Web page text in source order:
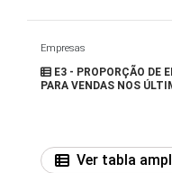
Empresas
E3 - PROPORÇÃO DE
PARA VENDAS NOS
Ver tabla